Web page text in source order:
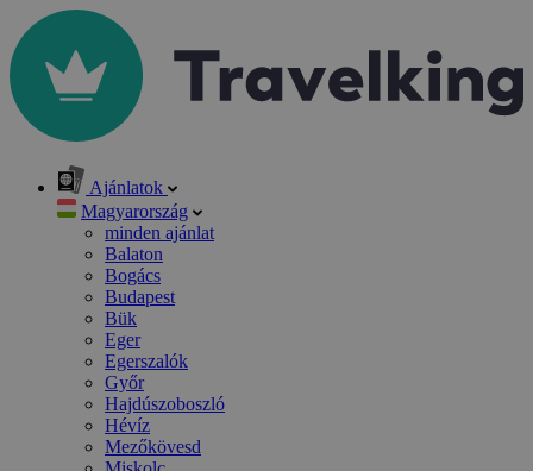
Ajánlatok
Magyarország
minden ajánlat
Balaton
Bogács
Budapest
Bük
Eger
Egerszalók
Győr
Hajdúszoboszló
Hévíz
Mezőkövesd